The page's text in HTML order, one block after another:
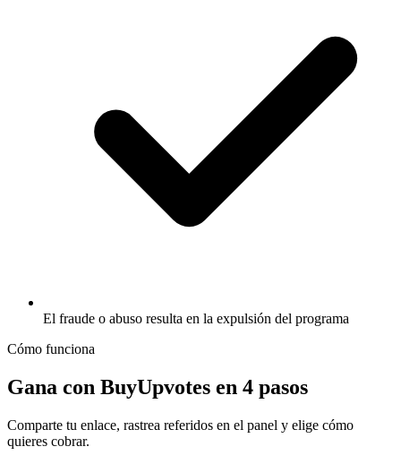
El fraude o abuso resulta en la expulsión del programa
Cómo funciona
Gana con BuyUpvotes en 4 pasos
Comparte tu enlace, rastrea referidos en el panel y elige cómo
quieres cobrar.